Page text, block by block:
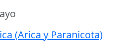
(Arica y Paranicota)